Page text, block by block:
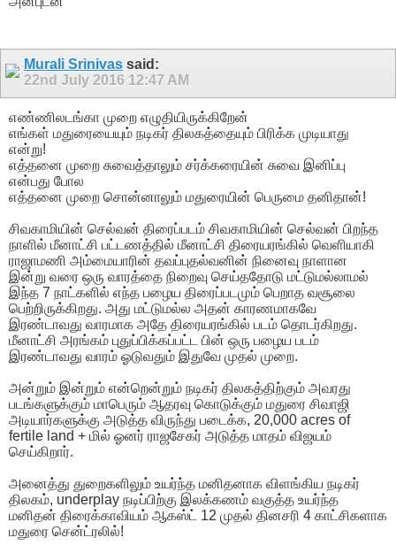
Murali Srinivas said:
22nd July 2016 12:47 AM
எண்ணிலடங்கா முறை எழுதியிருக்கிறேன்
எங்கள் மதுரையையும் நடிகர் திலகத்தையும் பிரிக்க முடியாது
என்று!
எத்தனை முறை சுவைத்தாலும் சர்க்கரையின் சுவை இனிப்பு
என்பது போல
எத்தனை முறை சொன்னாலும் மதுரையின் பெருமை தனிதான்!
சிவகாமியின் செல்வன் திரைப்படம் சிவகாமியின் செல்வன் பிறந்த
நாளில் மீனாட்சி பட்டணத்தில் மீனாட்சி திரையரங்கில் வெளியாகி
ராஜாமணி அம்மையாரின் தவப்புதல்வனின் நினைவு நாளான
இன்று வரை ஒரு வாரத்தை நிறைவு செய்ததோடு மட்டுமல்லாமல்
இந்த 7 நாட்களில் எந்த பழைய திரைப்படமும் பெறாத வசூலை
பெற்றிருக்கிறது. அது மட்டுமல்ல அதன் காரணமாகவே
இரண்டாவது வாரமாக அதே திரையரங்கில் படம் தொடர்கிறது.
மீனாட்சி அரங்கம் புதுப்பிக்கப்பட்ட பின் ஒரு பழைய படம்
இரண்டாவது வாரம் ஓடுவதும் இதுவே முதல் முறை.
அன்றும் இன்றும் என்றென்றும் நடிகர் திலகத்திற்கும் அவரது
படங்களுக்கும் மாபெரும் ஆதரவு கொடுக்கும் மதுரை சிவாஜி
அடியார்களுக்கு அடுத்த விருந்து படைக்க, 20,000 acres of
fertile land + மில் ஓனர் ராஜசேகர் அடுத்த மாதம் விஜயம்
செய்கிறார்.
அனைத்து துறைகளிலும் உயர்ந்த மனிதனாக விளங்கிய நடிகர்
திலகம், underplay நடிப்பிற்கு இலக்கணம் வகுத்த உயர்ந்த
மனிதன் திரைக்காவியம் ஆகஸ்ட் 12 முதல் தினசரி 4 காட்சிகளாக
மதுரை சென்ட்ரலில்!